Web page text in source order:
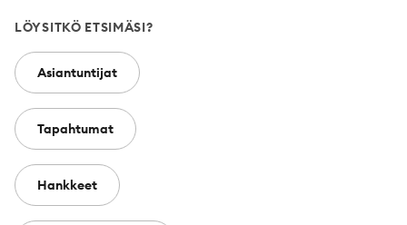
LÖYSITKÖ ETSIMÄSI?
Asiantuntijat
Tapahtumat
Hankkeet